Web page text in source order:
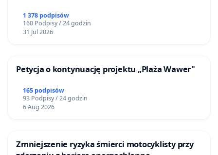
1 378 podpisów
160 Podpisy / 24 godzin
31 Jul 2026
Petycja o kontynuację projektu „Plaża Wawer"
165 podpisów
93 Podpisy / 24 godzin
6 Aug 2026
Zmniejszenie ryzyka śmierci motocyklisty przy